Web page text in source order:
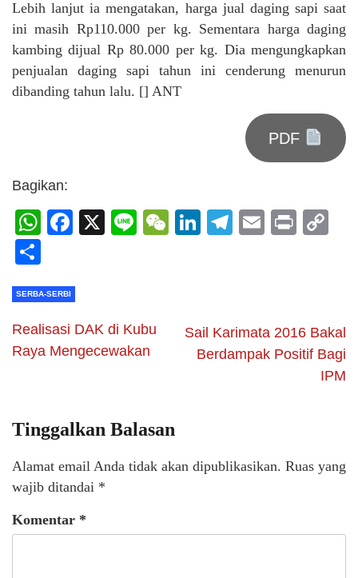
Lebih lanjut ia mengatakan, harga jual daging sapi saat
ini masih Rp110.000 per kg. Sementara harga daging
kambing dijual Rp 80.000 per kg. Dia mengungkapkan
penjualan daging sapi tahun ini cenderung menurun
dibanding tahun lalu. [] ANT
PDF
Bagikan:
WhatsApp
Facebook
X LineWeChat
LinkedIn
Telegram
Email
Print
SERBA-SERBI
Realisasi DAK di Kubu
Raya Mengecewakan
Sail Karimata 2016 Bakal
Berdampak Positif Bagi
IPM
Tinggalkan Balasan
Alamat email Anda tidak akan dipublikasikan. Ruas yang
wajib ditandai *
Komentar *